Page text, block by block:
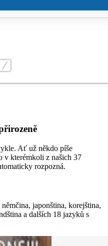
Ať už někdo píše
v kterémkoli z našich 37
rozpozná.
japonština, korejština,
a dalších 18 jazyků s